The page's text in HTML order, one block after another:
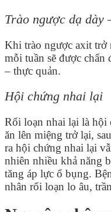
Trào ngược dạ dày
Khi trào ngược axit trở
mỗi tuần sẽ được chẩn
– thực quản.
Hội chứng nhai lại
Rối loạn nhai lại là hội
ăn lên miệng trở lại,
ra hội chứng nhai lại
nhiên nhiều khả năng
tăng áp lực ổ bụng.
nhân rối loạn lo âu,